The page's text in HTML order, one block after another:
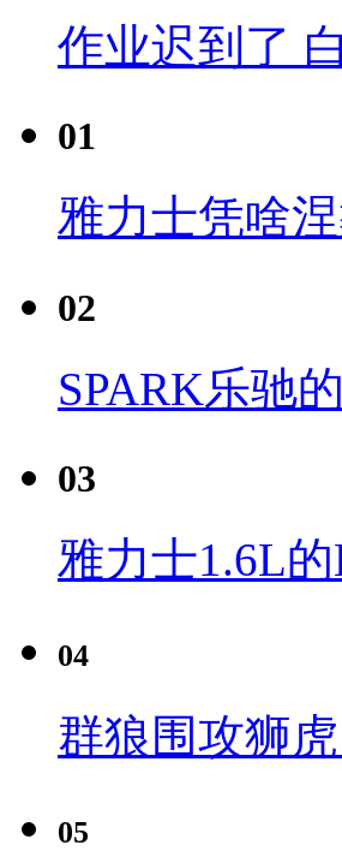
作业迟到了
01
雅力士凭啥
02
SPARK乐驰
03
雅力士1.6L
04
群狼围攻狮
05